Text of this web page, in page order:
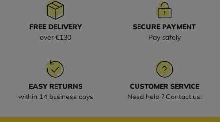
FREE DELIVERY
over €130
SECURE PAYMENT
Pay safely
EASY RETURNS
within 14 business days
CUSTOMER SERVICE
Need help ? Contact us!